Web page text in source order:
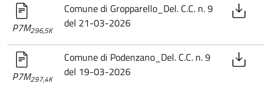
P7M296,5K
Comune di Gropparello_Del. C.C. n. 9
del 21-03-2026
P7M297,4K
Comune di Podenzano_Del. C.C. n. 9
del 19-03-2026